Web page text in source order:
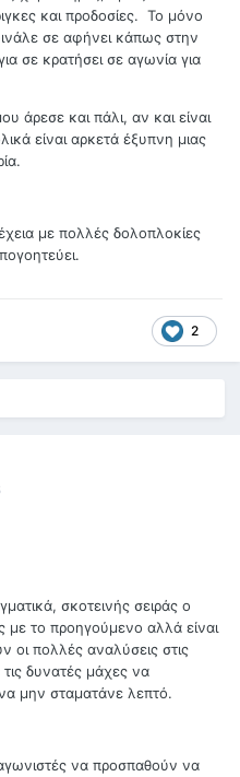
και προδοσίες. Το μόνο
σε αφήνει κάπως στην
σε κρατήσει σε αγωνία για
άρεσε και πάλι, αν και είναι
είναι αρκετά έξυπνη μιας
με πολλές δολοπλοκίες
2
σκοτεινής σειράς ο
με το προηγούμενο αλλά είναι
οι πολλές αναλύσεις στις
τις δυνατές μάχες να
μην σταματάνε λεπτό.
να προσπαθούν να